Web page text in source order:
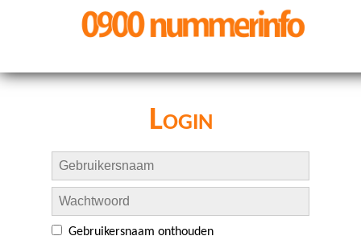
Login
Gebruikersnaam onthouden